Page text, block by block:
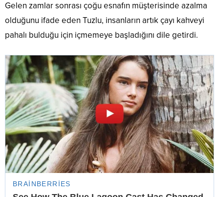
Gelen zamlar sonrası çoğu esnafın müşterisinde azalma
olduğunu ifade eden Tuzlu, insanların artık çayı kahveyi
pahalı bulduğu için içmemeye başladığını dile getirdi.